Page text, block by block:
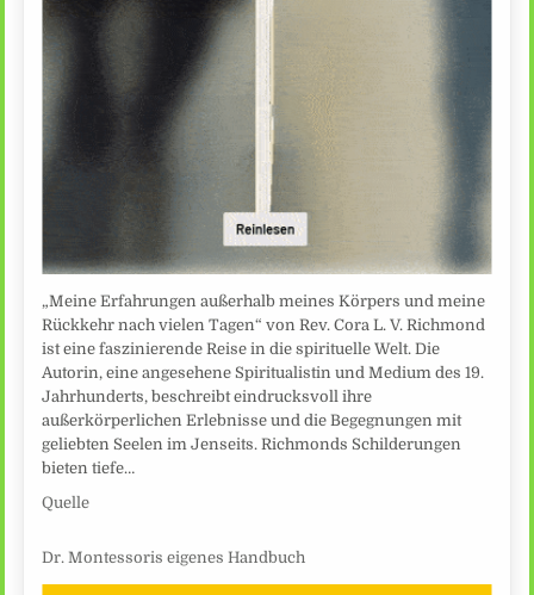
„Meine Erfahrungen außerhalb meines Körpers und meine
Rückkehr nach vielen Tagen“ von Rev. Cora L. V. Richmond
ist eine faszinierende Reise in die spirituelle Welt. Die
Autorin, eine angesehene Spiritualistin und Medium des 19.
Jahrhunderts, beschreibt eindrucksvoll ihre
außerkörperlichen Erlebnisse und die Begegnungen mit
geliebten Seelen im Jenseits. Richmonds Schilderungen
bieten tiefe…
Quelle
Dr. Montessoris eigenes Handbuch